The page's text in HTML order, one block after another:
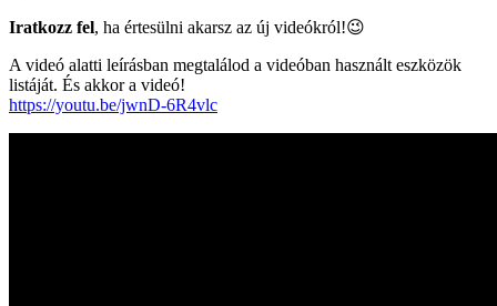
Iratkozz fel, ha értesülni akarsz az új videókról!😉
A videó alatti leírásban megtalálod a videóban használt eszközök
listáját. És akkor a videó!
https://youtu.be/jwnD-6R4vlc